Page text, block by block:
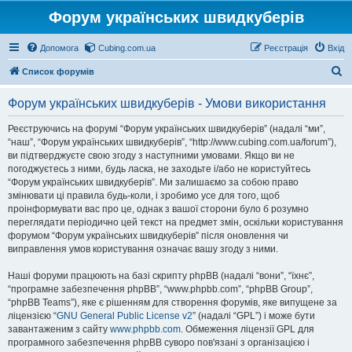
Форум українських швидкуберів
Допомога Cubing.com.ua Вхід
Реєстрація
Список форумів
Форум українських швидкуберів - Умови використання
Реєструючись на форумі “Форум українських швидкуберів” (надалі “ми”,
“наш”, “Форум українських швидкуберів”, “http://www.cubing.com.ua/forum”),
ви підтверджуєте свою згоду з наступними умовами. Якщо ви не
погоджуєтесь з ними, будь ласка, не заходьте і/або не користуйтесь
“Форум українських швидкуберів”. Ми залишаємо за собою право
змінювати ці правила будь-коли, і зробимо усе для того, щоб
проінформувати вас про це, однак з вашої сторони було б розумно
переглядати періодично цей текст на предмет змін, оскільки користування
форумом “Форум українських швидкуберів” після оновлення чи
виправлення умов користування означає вашу згоду з ними.
Наші форуми працюють на базі скрипту phpBB (надалі “вони”, “їхнє”,
“програмне забезпечення phpBB”, “www.phpbb.com”, “phpBB Group”,
“phpBB Teams”), яке є рішенням для створення форумів, яке випущене за
ліцензією “GNU General Public License v2” (надалі “GPL”) і може бути
завантаженим з сайту www.phpbb.com. Обмеження ліцензії GPL для
програмного забезпечення phpBB суворо пов'язані з організацією і